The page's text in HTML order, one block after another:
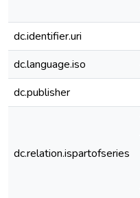
dc.identifier.uri
dc.language.iso
dc.publisher
dc.relation.ispartofseries